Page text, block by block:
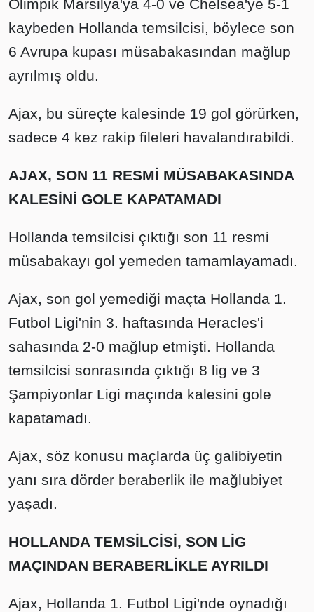
Olimpik Marsilya'ya 4-0 ve Chelsea'ye 5-1
kaybeden Hollanda temsilcisi, böylece son
6 Avrupa kupası müsabakasından mağlup
ayrılmış oldu.
Ajax, bu süreçte kalesinde 19 gol görürken,
sadece 4 kez rakip fileleri havalandırabildi.
AJAX, SON 11 RESMİ MÜSABAKASINDA
KALESİNİ GOLE KAPATAMADI
Hollanda temsilcisi çıktığı son 11 resmi
müsabakayı gol yemeden tamamlayamadı.
Ajax, son gol yemediği maçta Hollanda 1.
Futbol Ligi'nin 3. haftasında Heracles'i
sahasında 2-0 mağlup etmişti. Hollanda
temsilcisi sonrasında çıktığı 8 lig ve 3
Şampiyonlar Ligi maçında kalesini gole
kapatamadı.
Ajax, söz konusu maçlarda üç galibiyetin
yanı sıra dörder beraberlik ile mağlubiyet
yaşadı.
HOLLANDA TEMSİLCİSİ, SON LİG
MAÇINDAN BERABERLİKLE AYRILDI
Ajax, Hollanda 1. Futbol Ligi'nde oynadığı